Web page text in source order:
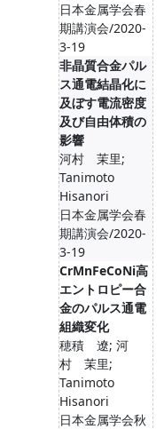
日本金属学会春
期講演会/2020-
3-19
非晶質合金パル
ス通電結晶化に
及ぼす電流密度
及び自由体積の
影響
河村 茉里;
Tanimoto
Hisanori
日本金属学会春
期講演会/2020-
3-19
CrMnFeCoNi高
エントロピー合
金のパルス通電
組織変化
穂積 遼; 河
村 茉里;
Tanimoto
Hisanori
日本金属学会秋